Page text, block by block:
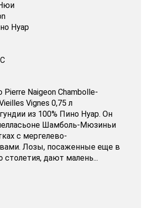
Нуар
Naigeon Chambolle-
Vignes 0,75 л
из 100% Пино Нуар. Он
Шамболь-Мюзиньи
с мергелево-
Лозы, посаженные еще в
столетия, дают малень...